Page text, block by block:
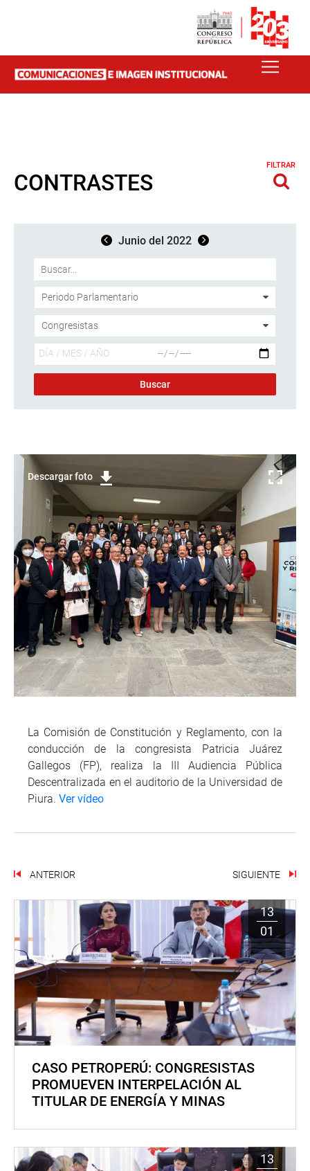
CONTRASTES
FILTRAR
Junio del 2022
Descargar foto
La Comisión de Constitución y Reglamento, con la
conducción de la congresista Patricia Juárez
Gallegos (FP), realiza la III Audiencia Pública
Descentralizada en el auditorio de la Universidad de
Piura. Ver vídeo
ANTERIOR SIGUIENTE
13
01
CASO PETROPERÚ: CONGRESISTAS
PROMUEVEN INTERPELACIÓN AL
TITULAR DE ENERGÍA Y MINAS
13